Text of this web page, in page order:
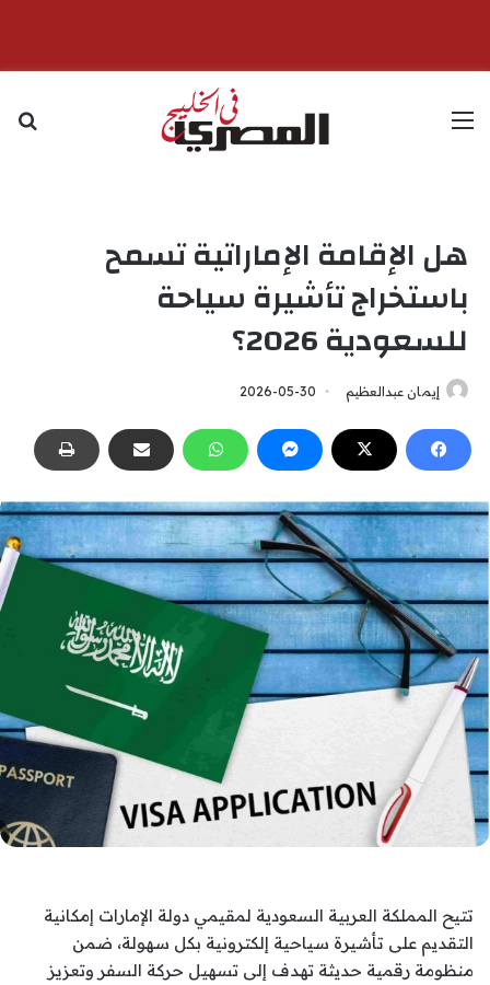
القائمة
هل الإقامة الإماراتية تسمح
باستخراج تأشيرة سياحة
للسعودية 2026؟
إيمان عبدالعظيم 2026-05-30
تتيح المملكة العربية السعودية لمقيمي دولة الإمارات إمكانية
التقديم على تأشيرة سياحية إلكترونية بكل سهولة، ضمن
منظومة رقمية حديثة تهدف إلى تسهيل حركة السفر وتعزيز